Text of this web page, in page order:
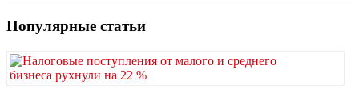
Популярные статьи